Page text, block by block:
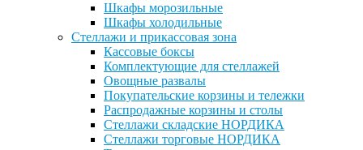
Шкафы морозильные
Шкафы холодильные
Стеллажи и прикассовая зона
Кассовые боксы
Комплектующие для стеллажей
Овощные развалы
Покупательские корзины и тележки
Распродажные корзины и столы
Стеллажи складские НОРДИКА
Стеллажи торговые НОРДИКА